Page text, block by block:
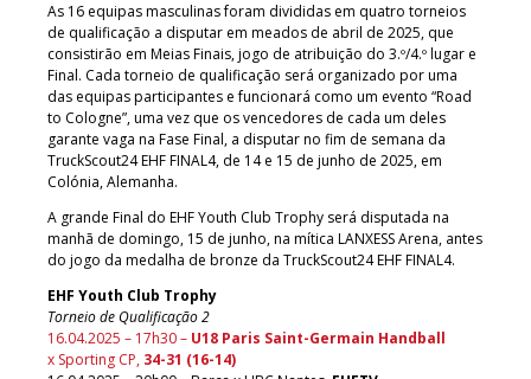
As 16 equipas masculinas foram divididas em quatro torneios
de qualificação a disputar em meados de abril de 2025, que
consistirão em Meias Finais, jogo de atribuição do 3.º/4.º lugar e
Final. Cada torneio de qualificação será organizado por uma
das equipas participantes e funcionará como um evento “Road
to Cologne”, uma vez que os vencedores de cada um deles
garante vaga na Fase Final, a disputar no fim de semana da
TruckScout24 EHF FINAL4, de 14 e 15 de junho de 2025, em
Colónia, Alemanha.
A grande Final do EHF Youth Club Trophy será disputada na
manhã de domingo, 15 de junho, na mítica LANXESS Arena, antes
do jogo da medalha de bronze da TruckScout24 EHF FINAL4.
EHF Youth Club Trophy
Torneio de Qualificação 2
16.04.2025 – 17h30 – U18 Paris Saint-Germain Handball
x Sporting CP, 34-31 (16-14)